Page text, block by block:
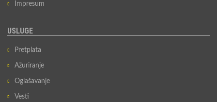
Impresum
USLUGE
Pretplata
Ažuriranje
Oglašavanje
Vesti